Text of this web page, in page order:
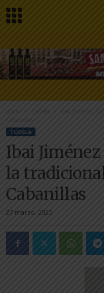
Inicio Tudela
Ibai Jiménez
TUDELA
Ibai Jiménez
la
Cabanillas
27 marzo, 2025